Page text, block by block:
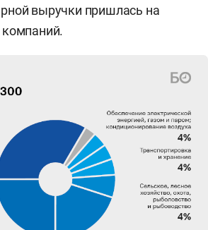
выручки пришлась на